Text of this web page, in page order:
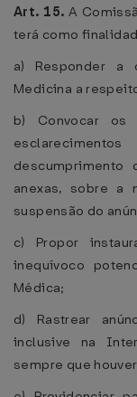
Art. 15. A
terá como
a) Responder a
Medicina a
b) Convocar os
descumprimento
anexas, sobre a
suspensão do
c) Propor
inequívoco
Médica;
d) Rastrear
inclusive na
sempre que